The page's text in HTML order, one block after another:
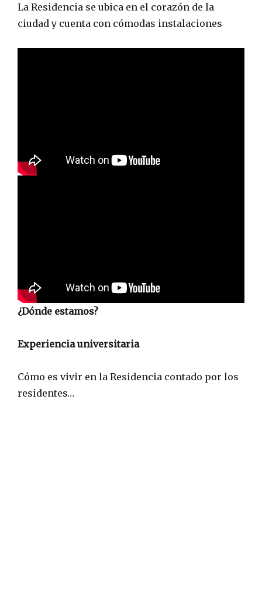
La Residencia se ubica en el corazón de la
ciudad y cuenta con cómodas instalaciones
¿Dónde estamos?
Experiencia universitaria
Cómo es vivir en la Residencia contado por los
residentes…